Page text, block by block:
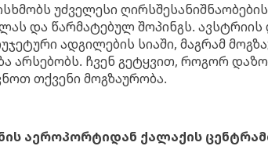
უძველესი
და წარმატებულ შოპინგს.
ადგილების სიაში, მაგრამ
არსებობს. ჩვენ გეტყვით, როგორ
თქვენი მოგზაურობა.
აეროპორტიდან ქალაქის